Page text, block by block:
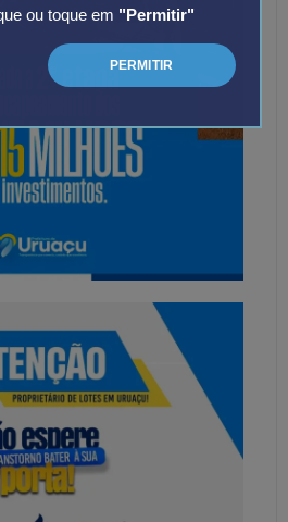
ou toque em "Permitir"
PERMITIR